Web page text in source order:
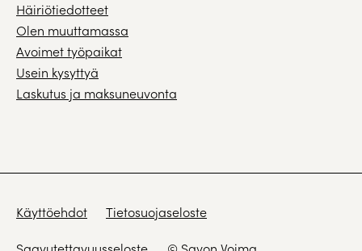
Häiriötiedotteet
Olen muuttamassa
Avoimet työpaikat
Usein kysyttyä
Laskutus ja maksuneuvonta
Käyttöehdot Tietosuojaseloste